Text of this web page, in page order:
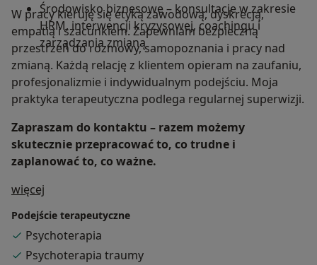
Środowisko biznesowe – konsultacje w zakresie
HRM, interwencji kryzysowej, coachingu i
zarządzania zmianą
W pracy kieruję się etyką zawodową, dyskrecją,
empatią i szacunkiem. Zapewniam bezpieczną
przestrzeń do rozmowy, samopoznania i pracy nad
zmianą. Każdą relację z klientem opieram na zaufaniu,
profesjonalizmie i indywidualnym podejściu. Moja
praktyka terapeutyczna podlega regularnej superwizji.
Zapraszam do kontaktu – razem możemy
skutecznie przepracować to, co trudne i
zaplanować to, co ważne.
więcej
Podejście terapeutyczne
Psychoterapia
Psychoterapia traumy